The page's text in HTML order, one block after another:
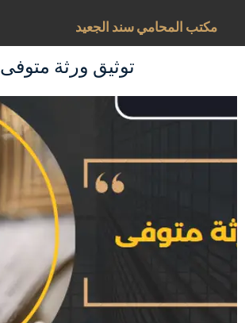
مكتب المحامي سند الجعيد
توثيق ورثة متوفى